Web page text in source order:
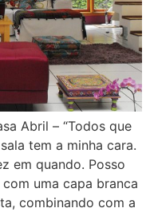
Abril – “Todos que
tem a minha cara.
em quando. Posso
uma capa branca
combinando com a